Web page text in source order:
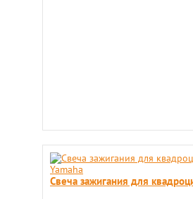
Свеча зажигания для